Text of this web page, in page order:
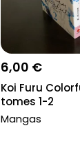
6,00 €
Koi Furu
tomes 1-2
Mangas